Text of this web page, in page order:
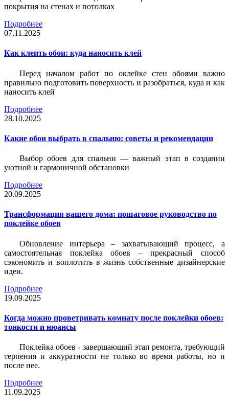
покрытия на стенах и потолках
Подробнее
07.11.2025
Как клеить обои: куда наносить клей
Перед началом работ по оклейке стен обоями важно
правильно подготовить поверхность и разобраться, куда и как
наносить клей
Подробнее
28.10.2025
Какие обои выбрать в спальню: советы и рекомендации
Выбор обоев для спальни — важный этап в создании
уютной и гармоничной обстановки
Подробнее
20.09.2025
Трансформация вашего дома: пошаговое руководство по
поклейке обоев
Обновление интерьера – захватывающий процесс, а
самостоятельная поклейка обоев – прекрасный способ
сэкономить и воплотить в жизнь собственные дизайнерские
идеи.
Подробнее
19.09.2025
Когда можно проветривать комнату после поклейки обоев:
тонкости и нюансы
Поклейка обоев - завершающий этап ремонта, требующий
терпения и аккуратности не только во время работы, но и
после нее.
Подробнее
11.09.2025